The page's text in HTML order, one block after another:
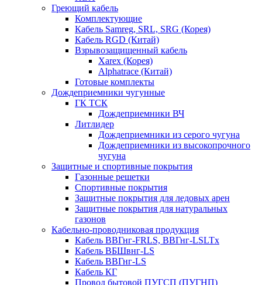
Греющий кабель
Комплектующие
Кабель Samreg, SRL, SRG (Корея)
Кабель RGD (Китай)
Взрывозащищенный кабель
Xarex (Корея)
Alphatrace (Китай)
Готовые комплекты
Дождеприемники чугунные
ГК ТСК
Дождеприемники ВЧ
Литлидер
Дождеприемники из серого чугуна
Дождеприемники из высокопрочного
чугуна
Защитные и спортивные покрытия
Газонные решетки
Спортивные покрытия
Защитные покрытия для ледовых арен
Защитные покрытия для натуральных
газонов
Кабельно-проводниковая продукция
Кабель ВВГнг-FRLS, ВВГнг-LSLTx
Кабель ВБШвнг-LS
Кабель ВВГнг-LS
Кабель КГ
Провод бытовой ПУГСП (ПУГНП)